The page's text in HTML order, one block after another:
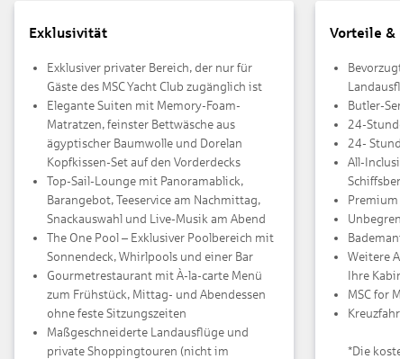
Exklusivität
Exklusiver privater Bereich, der nur für
Gäste des MSC Yacht Club zugänglich ist
Elegante Suiten mit Memory-Foam-
Matratzen, feinster Bettwäsche aus
ägyptischer Baumwolle und Dorelan
Kopfkissen-Set auf den Vorderdecks
Top-Sail-Lounge mit Panoramablick,
Barangebot, Teeservice am Nachmittag,
Snackauswahl und Live-Musik am Abend
The One Pool – Exklusiver Poolbereich mit
Sonnendeck, Whirlpools und einer Bar
Gourmetrestaurant mit À-la-carte Menü
zum Frühstück, Mittag- und Abendessen
ohne feste Sitzungszeiten
Maßgeschneiderte Landausflüge und
private Shoppingtouren (nicht im
Vorteile
Butler-
24-
24-
All-
Weitere
Ihre
MSC for
*Die